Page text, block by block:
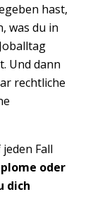
hast,
was du in
Und dann
rechtliche
Fall
oder
dich